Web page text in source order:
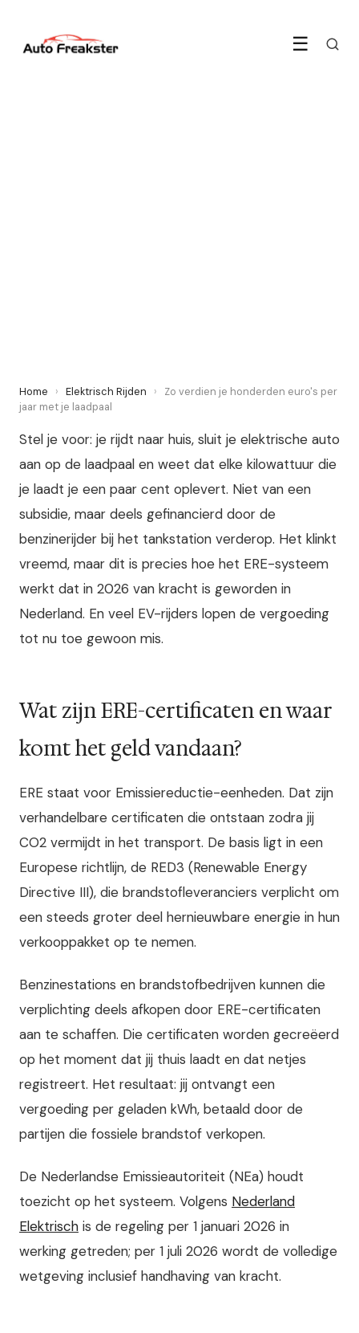
☰
Home › Elektrisch Rijden ›
Zo verdien je honderden euro's per
jaar met je laadpaal
Stel je voor: je rijdt naar huis, sluit je elektrische auto
aan op de laadpaal en weet dat elke kilowattuur die
je laadt je een paar cent oplevert. Niet van een
subsidie, maar deels gefinancierd door de
benzinerijder bij het tankstation verderop. Het klinkt
vreemd, maar dit is precies hoe het ERE-systeem
werkt dat in 2026 van kracht is geworden in
Nederland. En veel EV-rijders lopen de vergoeding
tot nu toe gewoon mis.
Wat zijn ERE-certificaten en waar
komt het geld vandaan?
ERE staat voor Emissiereductie-eenheden. Dat zijn
verhandelbare certificaten die ontstaan zodra jij
CO2 vermijdt in het transport. De basis ligt in een
Europese richtlijn, de RED3 (Renewable Energy
Directive III), die brandstofleveranciers verplicht om
een steeds groter deel hernieuwbare energie in hun
verkooppakket op te nemen.
Benzinestations en brandstofbedrijven kunnen die
verplichting deels afkopen door ERE-certificaten
aan te schaffen. Die certificaten worden gecreëerd
op het moment dat jij thuis laadt en dat netjes
registreert. Het resultaat: jij ontvangt een
vergoeding per geladen kWh, betaald door de
partijen die fossiele brandstof verkopen.
De Nederlandse Emissieautoriteit (NEa) houdt
toezicht op het systeem. Volgens Nederland
Elektrisch is de regeling per 1 januari 2026 in
werking getreden; per 1 juli 2026 wordt de volledige
wetgeving inclusief handhaving van kracht.